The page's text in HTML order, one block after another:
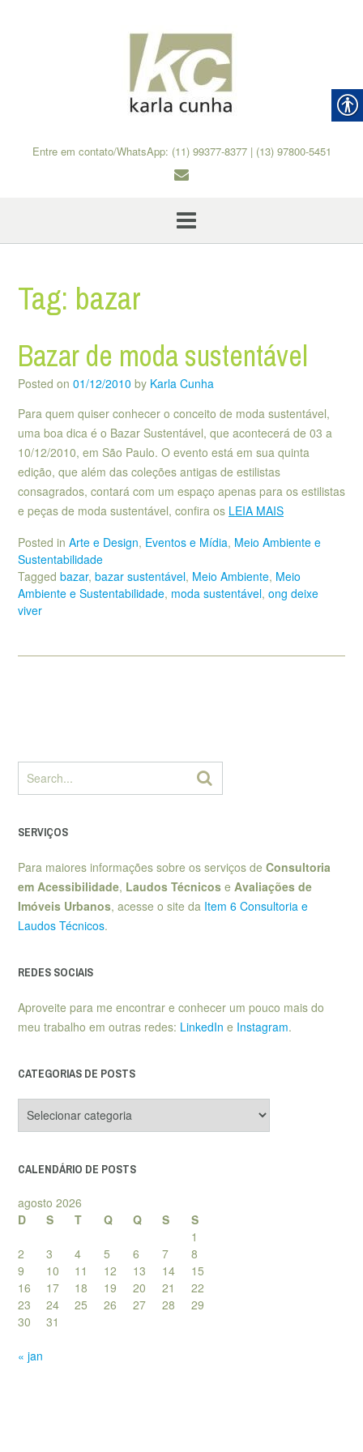
Entre em contato/WhatsApp: (11) 99377-8377 | (13) 97800-5451
Tag: bazar
Bazar de moda sustentável
Posted on 01/12/2010 by Karla Cunha
Para quem quiser conhecer o conceito de moda sustentável,
uma boa dica é o Bazar Sustentável, que acontecerá de 03 a
10/12/2010, em São Paulo. O evento está em sua quinta
edição, que além das coleções antigas de estilistas
consagrados, contará com um espaço apenas para os estilistas
e peças de moda sustentável, confira os LEIA MAIS
Posted in Arte e Design, Eventos e Mídia, Meio Ambiente e
Sustentabilidade
Tagged bazar, bazar sustentável, Meio Ambiente, Meio
Ambiente e Sustentabilidade, moda sustentável, ong deixe
viver
SERVIÇOS
Para maiores informações sobre os serviços de Consultoria
em Acessibilidade, Laudos Técnicos e Avaliações de
Imóveis Urbanos, acesse o site da Item 6 Consultoria e
Laudos Técnicos.
REDES SOCIAIS
Aproveite para me encontrar e conhecer um pouco mais do
meu trabalho em outras redes: LinkedIn e Instagram.
CATEGORIAS DE POSTS
de
CALENDÁRIO DE POSTS
agosto 2026
D
S T Q Q S
S
1
2
3 4 5 6 7
8
9
10 11 12 13 14
15
16
17 18 19 20 21
22
23
24 25 26 27 28
29
30
31
« jan